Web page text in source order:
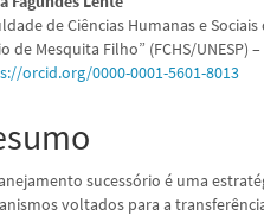
de Ciências Humanas e
de Mesquita Filho” (FCHS/UNESP)
orcid.org/0000-0001-5601-8013
sucessório é uma
voltados para a